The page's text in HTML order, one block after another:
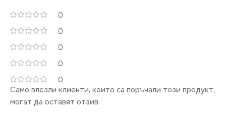
0
0
0
0
0
Само влезли клиенти, които са поръчали този продукт,
могат да оставят отзив.